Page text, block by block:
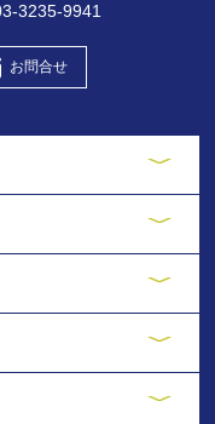
3235-9941
お問合せ